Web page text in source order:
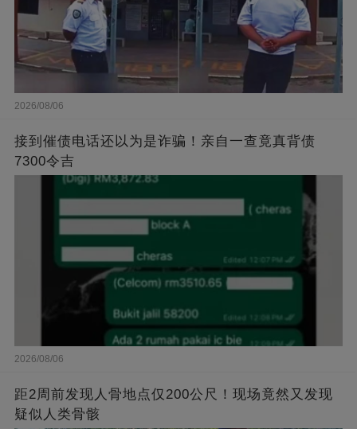
2026/08/06
接到催债电话还以为是诈骗！亲自一查竟真背债
7300令吉
2026/08/06
距2周前发现人骨地点仅200公尺！现场竟然又发现
疑似人类骨骸